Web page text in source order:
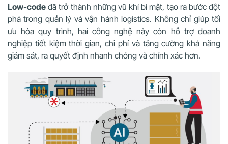
Low-code đã trở thành những vũ khí bí mật, tạo ra bước đột
phá trong quản lý và vận hành logistics. Không chỉ giúp tối
ưu hóa quy trình, hai công nghệ này còn hỗ trợ doanh
nghiệp tiết kiệm thời gian, chi phí và tăng cường khả năng
giám sát, ra quyết định nhanh chóng và chính xác hơn.